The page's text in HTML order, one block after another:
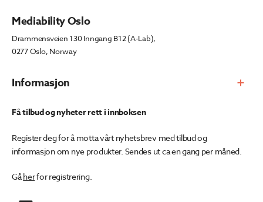
Informasjon
Mediability Oslo
Drammensveien 130 Inngang B12 (A-Lab),
0277 Oslo, Norway
Få tilbud og nyheter rett i innboksen
Register deg for å motta vårt nyhetsbrev med tilbud og
informasjon om nye produkter. Sendes ut ca en gang per måned.
Gåherfor registrering.